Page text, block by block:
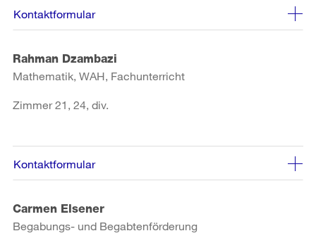
Kontaktformular
Rahman Dzambazi
Mathematik, WAH, Fachunterricht
Zimmer 21, 24, div.
Kontaktformular
Carmen Elsener
Begabungs- und Begabtenförderung